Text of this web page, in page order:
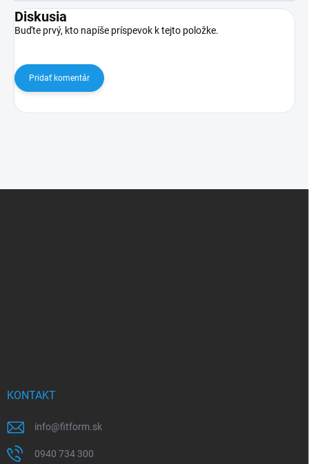
Diskusia
Buďte prvý, kto napíše príspevok k tejto položke.
Pridať komentár
KONTAKT
info@fitform.sk
0940 734 300